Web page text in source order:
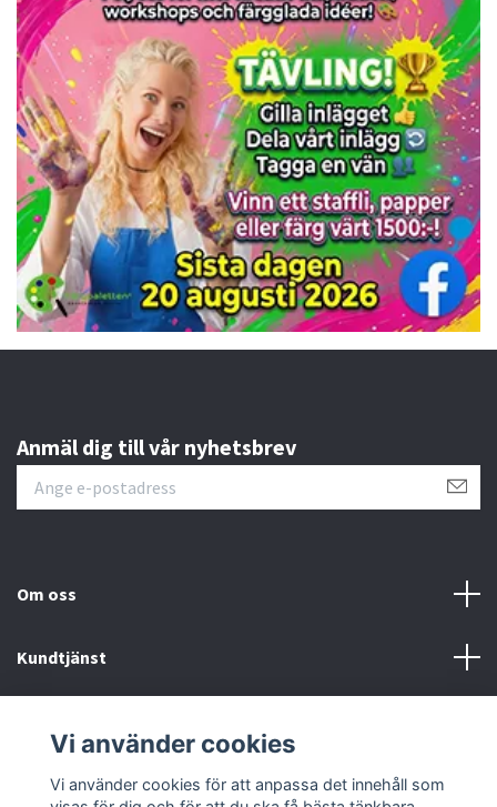
Anmäl dig till vår nyhetsbrev
Om oss
Kundtjänst
Sociala medier
Vi använder cookies
Vi använder cookies för att anpassa det innehåll som